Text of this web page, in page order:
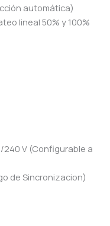
automática)
lineal 50% y 100%
240 V (Configurable a
de Sincronizacion)